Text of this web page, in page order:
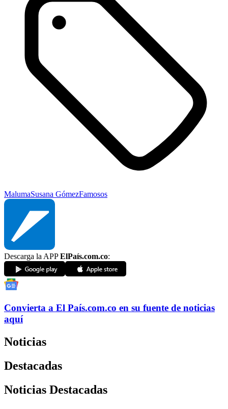
MalumaSusana GómezFamosos
Descarga la APPElPaís.com.co:
Convierta a El País.com.co en su fuente de noticias
aquí
Noticias
Destacadas
Noticias Destacadas